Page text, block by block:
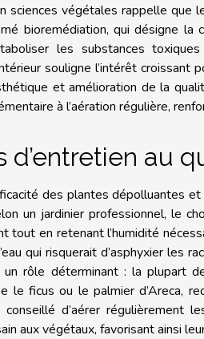
sciences végétales rappelle que
bioremédiation, qui désigne
les substances
souligne l’intérêt croissant
et amélioration de la
à l’aération régulière,
d’entretien au
des plantes dépolluantes
un jardinier professionnel, le
tout en retenant l’humidité
qui risquerait d’asphyxier les
rôle déterminant : la plupart
le ficus ou le palmier d’Areca,
d’aérer régulièrement
aux végétaux, favorisant ainsi